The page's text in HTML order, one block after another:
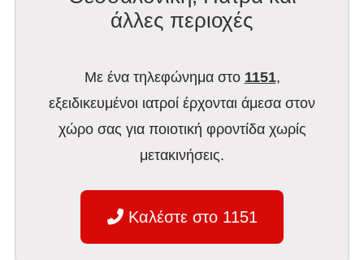
άλλες περιοχές
Με ένα τηλεφώνημα στο 1151,
εξειδικευμένοι ιατροί έρχονται άμεσα στον
χώρο σας για ποιοτική φροντίδα χωρίς
μετακινήσεις.
Καλέστε στο 1151